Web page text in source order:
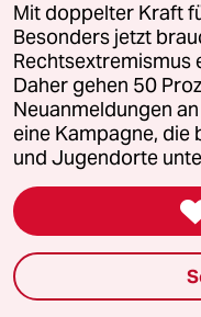
http://
Desaster.pdf
Dieses
Bendit in
Fred
03.10.2012,
Recht hast
Sich als
Mit doppelter Kraft
Besonders jetzt
Rechtsextremismus
Daher gehen 50
Neuanmeldungen
eine Kampagne, die
und Jugendorte